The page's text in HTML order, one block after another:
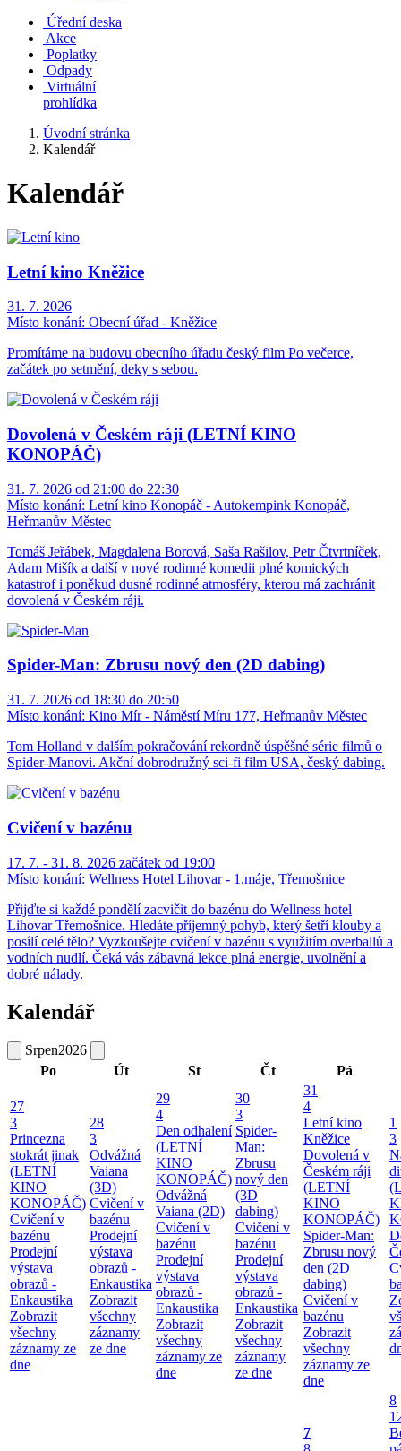
Úřední deska
Akce
Poplatky
Odpady
Virtuální
prohlídka
Úvodní stránka
Kalendář
Kalendář
Letní kino Kněžice
31. 7. 2026
Místo konání: Obecní úřad - Kněžice
Promítáme na budovu obecního úřadu český film Po večerce,
začátek po setmění, deky s sebou.
Dovolená v Českém ráji (LETNÍ KINO
KONOPÁČ)
31. 7. 2026 od 21:00 do 22:30
Místo konání: Letní kino Konopáč - Autokempink Konopáč,
Heřmanův Městec
Tomáš Jeřábek, Magdalena Borová, Saša Rašilov, Petr Čtvrtníček,
Adam Mišík a další v nové rodinné komedii plné komických
katastrof i poněkud dusné rodinné atmosféry, kterou má zachránit
dovolená v Českém ráji.
Spider-Man: Zbrusu nový den (2D dabing)
31. 7. 2026 od 18:30 do 20:50
Místo konání: Kino Mír - Náměstí Míru 177, Heřmanův Městec
Tom Holland v dalším pokračování rekordně úspěšné série filmů o
Spider-Manovi. Akční dobrodružný sci-fi film USA, český dabing.
Cvičení v bazénu
17. 7. - 31. 8. 2026 začátek od 19:00
Místo konání: Wellness Hotel Lihovar - 1.máje, Třemošnice
Přijďte si každé pondělí zacvičit do bazénu do Wellness hotel
Lihovar Třemošnice. Hledáte příjemný pohyb, který šetří klouby a
posílí celé tělo? Vyzkoušejte cvičení v bazénu s využitím overballů a
vodních nudlí. Čeká vás zábavná lekce plná energie, uvolnění a
dobré nálady.
Kalendář
Srpen2026
Po
Út St Čt Pá
27
3
Princezna
stokrát jinak
(LETNÍ
KINO
KONOPÁČ)
Cvičení v
bazénu
Prodejní
výstava
obrazů -
Enkaustika
Zobrazit
všechny
záznamy ze
dne
28
3
Odvážná
Vaiana
(3D)
Cvičení v
bazénu
Prodejní
výstava
obrazů -
Enkaustika
Zobrazit
všechny
záznamy
ze dne
29
4
Den odhalení
(LETNÍ
KINO
KONOPÁČ)
Odvážná
Vaiana (2D)
Cvičení v
bazénu
Prodejní
výstava
obrazů -
Enkaustika
Zobrazit
všechny
záznamy ze
dne
30
3
Spider-
Man:
Zbrusu
nový den
(3D
dabing)
Cvičení v
bazénu
Prodejní
výstava
obrazů -
Enkaustika
Zobrazit
všechny
záznamy
ze dne
31
4
Letní kino
Kněžice
Dovolená v
Českém ráji
(LETNÍ
KINO
KONOPÁČ)
Spider-Man:
Zbrusu nový
den (2D
dabing)
Cvičení v
bazénu
Zobrazit
všechny
záznamy ze
dne
1
3
7
8